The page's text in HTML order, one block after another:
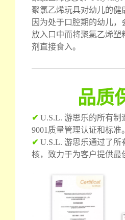
聚氯乙烯玩具对幼儿的健
因为处于口腔期的幼儿
放入口中而将聚氯乙烯塑
剂直接食入。
品质
✔ U.S.L. 游思乐的所有制
9001质量管理认证和标准。
✔ U.S.L. 游思乐通过了所
核，致力于为客户提供最